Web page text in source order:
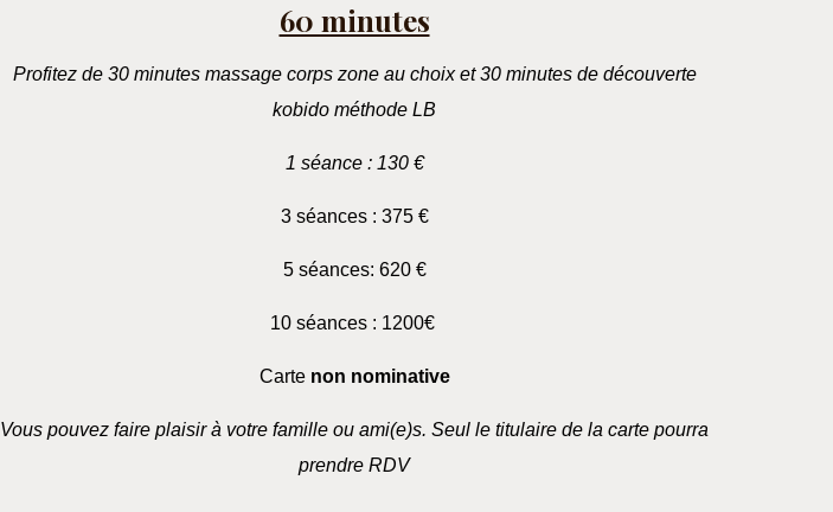
60 minutes
Profitez de 30 minutes massage corps zone au choix et 30 minutes de découverte
kobido méthode LB
1 séance : 130 €
3 séances : 375 €
5 séances: 620 €
10 séances : 1200€
Carte non nominative
Vous pouvez faire plaisir à votre famille ou ami(e)s. Seul le titulaire de la carte pourra
prendre RDV